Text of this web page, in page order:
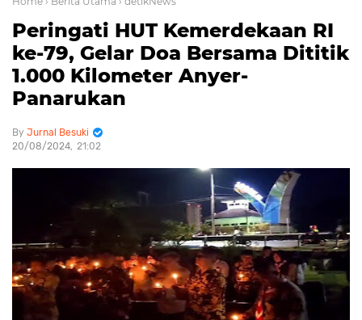
Peringati HUT Kemerdekaan RI
ke-79, Gelar Doa Bersama Dititik
1.000 Kilometer Anyer-
Panarukan
Jurnal Besuki
20/08/2024 21:02